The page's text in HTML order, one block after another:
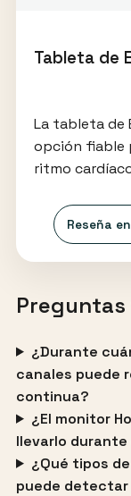
Tableta de
La tableta de
opción fiable
ritmo
Reseña
¿Durante
canales puede
continua?
¿El monitor
llevarlo
¿Qué tipos
puede